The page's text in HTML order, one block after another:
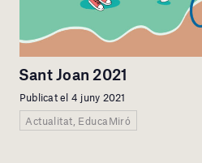
Sant Joan 2021
Publicat el 4 juny 2021
Actualitat, EducaMiró